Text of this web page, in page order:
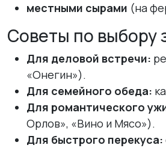
местными сырами (на
Советы по выбору
Для деловой встречи:
«Онегин»).
Для семейного обеда:
Для романтического
Орлов», «Вино и Мясо»).
Для быстрого перекуса: